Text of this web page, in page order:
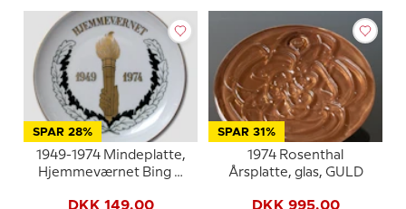
SPAR 28%
1949-1974 Mindeplatte,
Hjemmeværnet Bing &
DKK 149,00
SPAR 31%
1974 Rosenthal
Årsplatte, glas, GULD
DKK 995,00